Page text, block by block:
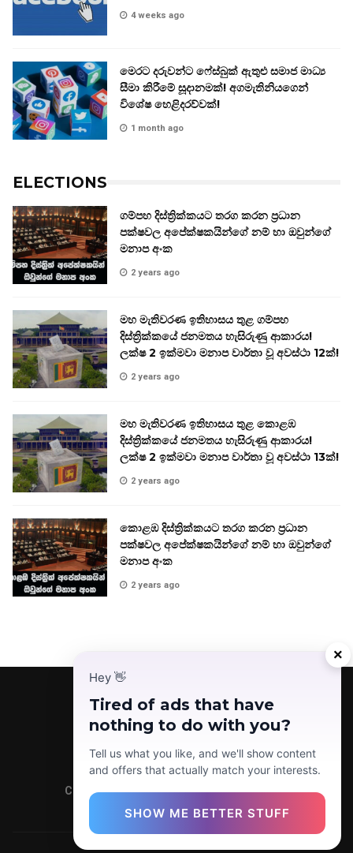
×
Hey 👋
Tired of ads that have
nothing to do with you?
Tell us what you like, and we'll show content
and offers that actually match your interests.
SHOW ME BETTER STUFF
4 weeks ago
මෙරට දරුවන්ට ෆේස්බුක් ඇතුළු සමාජ මාධ්‍ය
සීමා කිරීමේ සූදානමක්! අගමැතිනියගෙන්
විශේෂ හෙළිදරව්වක්!
1 month ago
ELECTIONS
ගම්පහ දිස්ත්‍රික්කයට තරග කරන ප්‍රධාන
පක්ෂවල අපේක්ෂකයින්ගේ නම් හා ඔවුන්ගේ
මනාප අංක
2 years ago
මහ මැතිවරණ ඉතිහාසය තුළ ගම්පහ
දිස්ත්‍රික්කයේ ජනමතය හැසිරුණු ආකාරය!
ලක්ෂ 2 ඉක්මවා මනාප වාර්තා වූ අවස්ථා 12ක්!
2 years ago
මහ මැතිවරණ ඉතිහාසය තුළ කොළඹ
දිස්ත්‍රික්කයේ ජනමතය හැසිරුණු ආකාරය!
ලක්ෂ 2 ඉක්මවා මනාප වාර්තා වූ අවස්ථා 13ක්!
2 years ago
කොළඹ දිස්ත්‍රික්කයට තරග කරන ප්‍රධාන
පක්ෂවල අපේක්ෂකයින්ගේ නම් හා ඔවුන්ගේ
මනාප අංක
2 years ago
Facebook
Telegram
Instagram
TikTok
YouTube
Copyright © 2022 Today News LK (Pvt) Ltd.